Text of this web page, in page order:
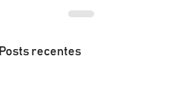
Posts recentes